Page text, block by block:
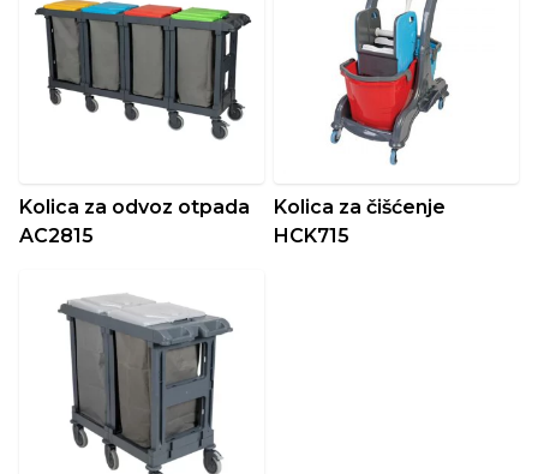
Kolica za odvoz otpada
AC2815
Kolica za čišćenje
HCK715